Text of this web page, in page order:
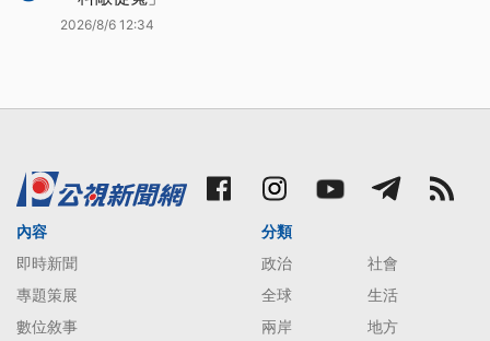
2026/8/6 12:34
內容
即時新聞
專題策展
數位敘事
分類
政治
社會
全球
生活
兩岸
地方